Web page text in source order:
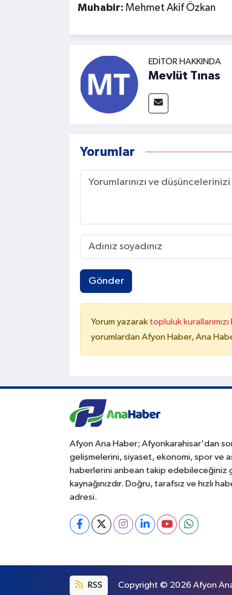
Muhabir: Mehmet Akif Özkan
EDITÖR HAKKINDA
Mevlüt Tınas
Yorumlar
Gönder
Yorum yazarak topluluk kurallarımızı
yorumlardan Afyon Haber, Ana
Afyon Ana Haber; Afyonkarahisar'dan
gelişmelerini, siyaset, ekonomi, spor ve
haberlerini anbean takip edebileceğiniz
kaynağınızdır. Doğru, tarafsız ve hızlı
adresi.
RSS Copyright © 2026 Afyon Ana